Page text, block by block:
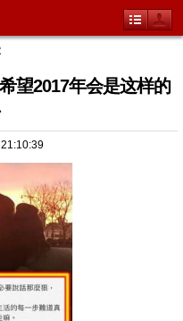
望2017年会是这样的